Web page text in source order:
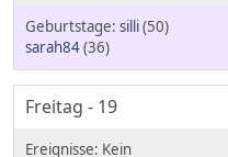
silli(50)
sarah84(36)
Freitag - 19